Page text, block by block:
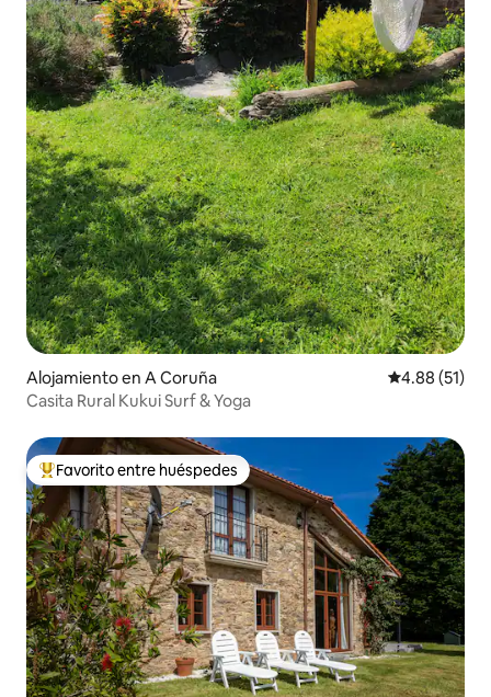
Alojamiento en A Coruña Calificación
4.88 (51)
Casita Rural Kukui Surf & Yoga
Favorito entre huéspedes preferido
Favorito entre huéspedes